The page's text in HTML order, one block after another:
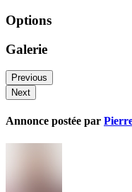
Options
Galerie
Previous
Next
Annonce postée par